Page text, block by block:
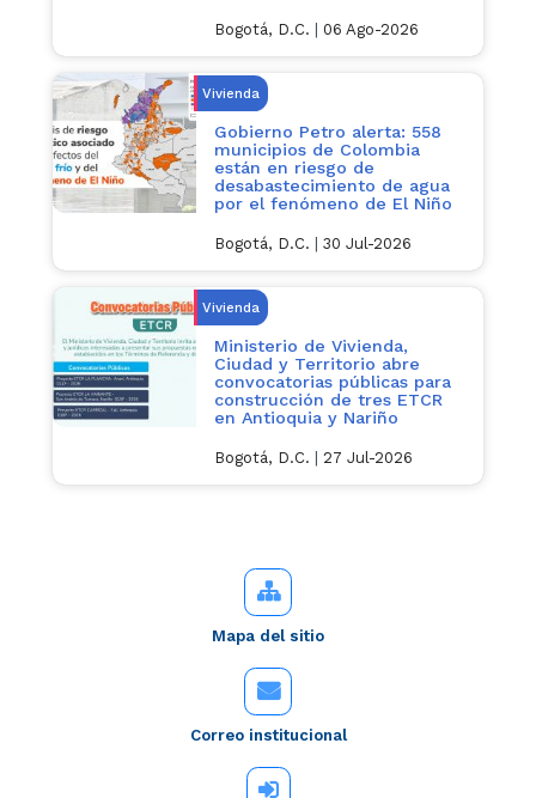
Bogotá, D.C. 06 Ago-2026
Vivienda
Gobierno Petro alerta: 558
municipios de Colombia
están en riesgo de
desabastecimiento de agua
por el fenómeno de El Niño
Bogotá, D.C. 30 Jul-2026
Vivienda
Ministerio de Vivienda,
Ciudad y Territorio abre
convocatorias públicas para
construcción de tres ETCR
en Antioquia y Nariño
Bogotá, D.C. 27 Jul-2026
Mapa del sitio
Correo institucional